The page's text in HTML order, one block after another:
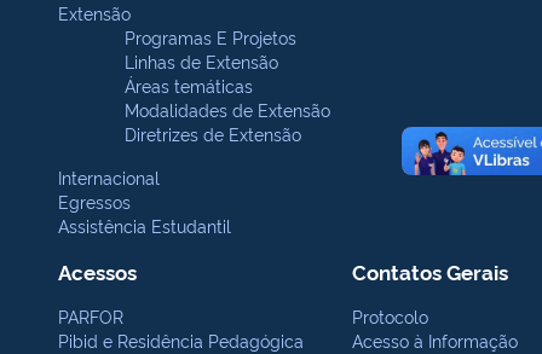
Extensão
Programas E Projetos
Linhas de Extensão
Áreas temáticas
Modalidades de Extensão
Diretrizes de Extensão
Internacional
Egressos
Assistência Estudantil
Acessos
PARFOR
Pibid e Residência Pedagógica
Contatos Gerais
Protocolo
Acesso à Informação